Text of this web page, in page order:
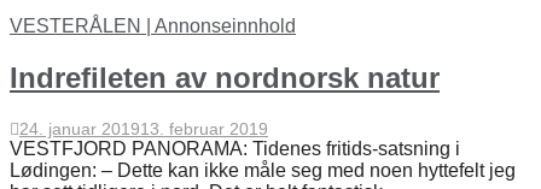
VESTERÅLEN | Annonseinnhold
Indrefileten av nordnorsk natur
24. januar 201913. februar 2019
VESTFJORD PANORAMA: Tidenes fritids-satsning i
Lødingen: – Dette kan ikke måle seg med noen hyttefelt jeg